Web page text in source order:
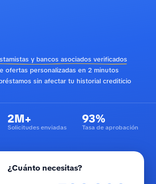
y bancos asociados verificados
ofertas personalizadas en 2 minutos
sin afectar tu historial crediticio
2M+
Solicitudes enviadas
93%
Tasa de aprobación
¿Cuánto necesitas?